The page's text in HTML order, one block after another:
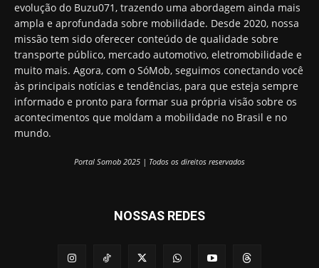
evolução do Buzu071, trazendo uma abordagem ainda mais
ampla e aprofundada sobre mobilidade. Desde 2020, nossa
missão tem sido oferecer conteúdo de qualidade sobre
transporte público, mercado automotivo, eletromobilidade e
muito mais. Agora, com o SóMob, seguimos conectando você
às principais notícias e tendências, para que esteja sempre
informado e pronto para formar sua própria visão sobre os
acontecimentos que moldam a mobilidade no Brasil e no
mundo.
Portal Somob 2025 | Todos os direitos reservados
NOSSAS REDES